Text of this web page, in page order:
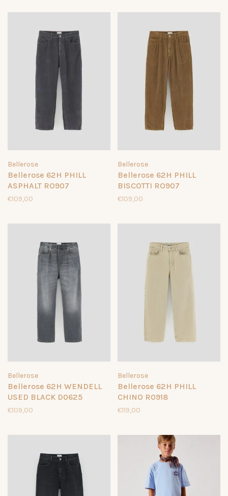
Bellerose
Bellerose 62H PHILL
ASPHALT RO907
€109,00
Bellerose
Bellerose 62H PHILL
BISCOTTI RO907
€109,00
Bellerose
Bellerose 62H WENDELL
USED BLACK D0625
€109,00
Bellerose
Bellerose 62H PHILL
CHINO R0918
€119,00